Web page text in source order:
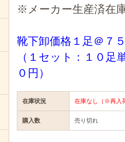
※メーカー生産済在
靴下卸価格１足＠７
（１セット：１０
０円）
在庫状況 在庫なし（※再入
購入数 売り切れ